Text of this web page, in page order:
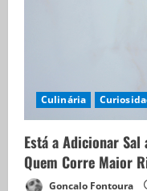
Culinária
Está a Adicionar
Quem Corre Maior
Goncalo Fontoura